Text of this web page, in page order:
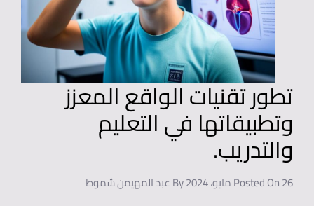
تطور تقنيات الواقع المعزز
وتطبيقاتها في التعليم
والتدريب.
Posted On26 مايو، 2024 عبد المهيمن شموط